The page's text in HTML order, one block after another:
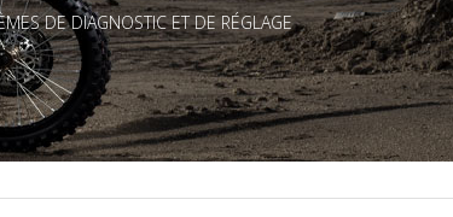
DE DIAGNOSTIC ET DE RÉGLAGE